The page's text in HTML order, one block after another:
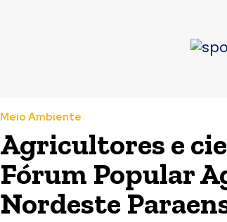
Meio Ambiente
Agricultores e
Fórum Popular
Nordeste